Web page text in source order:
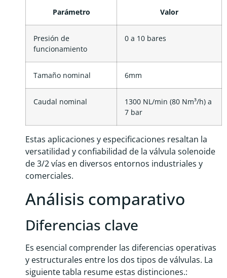
Parámetro Valor
Presión de
funcionamiento
0 a 10 bares
Tamaño nominal 6mm
Caudal nominal
1300 NL/min (80 Nm³/h) a
7 bar
Estas aplicaciones y especificaciones resaltan la
versatilidad y confiabilidad de la válvula solenoide
de 3/2 vías en diversos entornos industriales y
comerciales.
Análisis comparativo
Diferencias clave
Es esencial comprender las diferencias operativas
y estructurales entre los dos tipos de válvulas. La
siguiente tabla resume estas distinciones.: